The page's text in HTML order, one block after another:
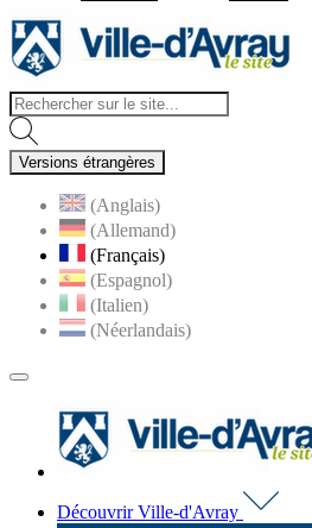
Versions étrangères
(Anglais)
(Allemand)
(Français)
(Espagnol)
(Italien)
(Néerlandais)
MENU
Découvrir Ville-d'Avray